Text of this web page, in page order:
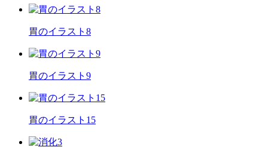
胃のイラスト8
胃のイラスト9
胃のイラスト15